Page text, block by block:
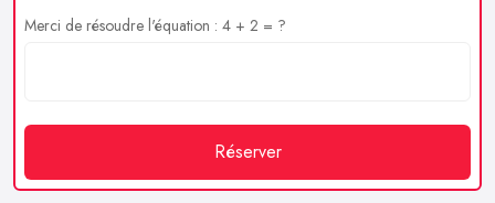
Merci de résoudre l'équation : 4 + 2 = ?
Réserver